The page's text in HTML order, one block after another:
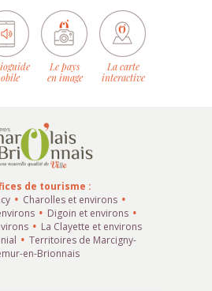
Le pays
en image
La carte
interactive
de tourisme :
Charolles et environs
Digoin et environs
La Clayette et environs
Territoires de Marcigny-
en-Brionnais